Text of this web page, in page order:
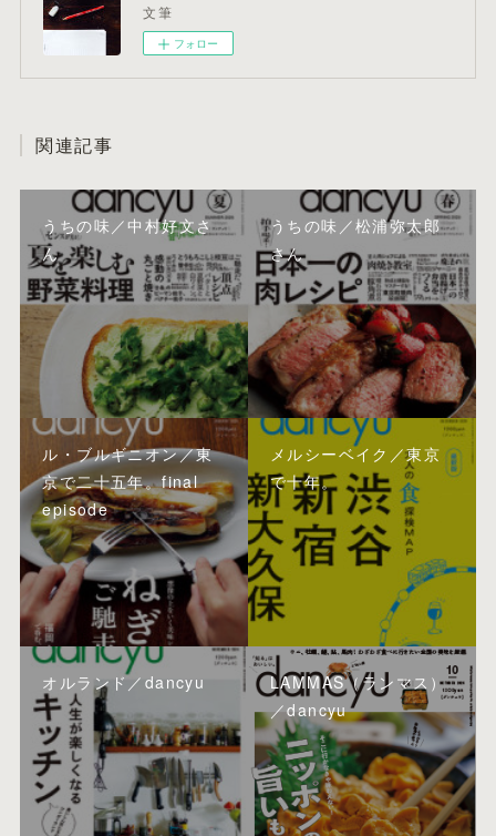
文筆
フォロー
関連記事
うちの味／中村好文さ
ん
うちの味／松浦弥太郎
さん
ル・ブルギニオン／東
京で二十五年。final
episode
メルシーベイク／東京
で十年。
オルランド／dancyu
LAMMAS（ランマス）
／dancyu